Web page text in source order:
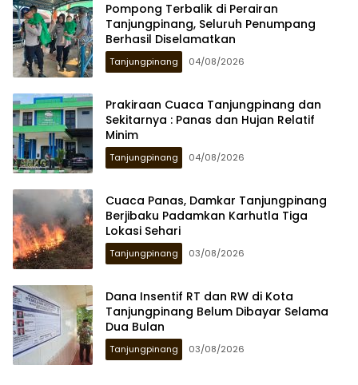
Pompong Terbalik di Perairan
Tanjungpinang, Seluruh Penumpang
Berhasil Diselamatkan
Tanjungpinang 04/08/2026
Prakiraan Cuaca Tanjungpinang dan
Sekitarnya : Panas dan Hujan Relatif
Minim
Tanjungpinang 04/08/2026
Cuaca Panas, Damkar Tanjungpinang
Berjibaku Padamkan Karhutla Tiga
Lokasi Sehari
Tanjungpinang 03/08/2026
Dana Insentif RT dan RW di Kota
Tanjungpinang Belum Dibayar Selama
Tanjungpinang 03/08/2026